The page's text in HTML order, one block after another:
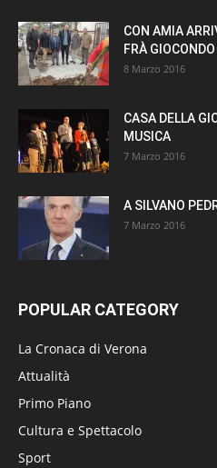
CON AMIA
FRÀ GIOCONDO
8 Marzo 2016
CASA DELLA
MUSICA
7 Marzo 2016
A SILVANO
7 Marzo 2016
POPULAR CATEGORY
La Cronaca di Verona
Attualità
Primo Piano
Cultura e Spettacolo
Sport